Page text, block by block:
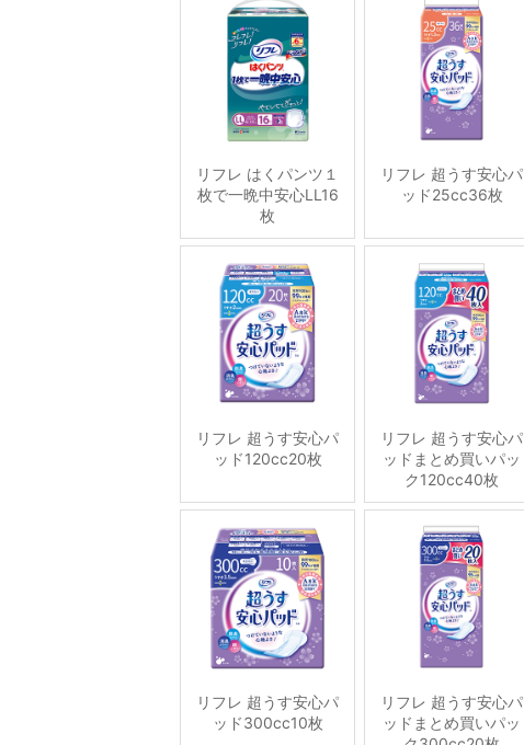
リフレ はくパンツ１
枚で一晩中安心LL16
枚
リフレ 超うす安心パ
ッド25cc36枚
リフレ 超うす安心パ
ッド120cc20枚
リフレ 超うす安心パ
ッドまとめ買いパッ
ク120cc40枚
リフレ 超うす安心パ
ッド300cc10枚
リフレ 超うす安心パ
ッドまとめ買いパッ